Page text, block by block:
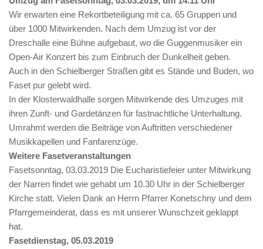
Wir erwarten eine Rekortbeteiligung mit ca. 65 Gruppen und
über 1000 Mitwirkenden. Nach dem Umzug ist vor der
Dreschalle eine Bühne aufgebaut, wo die Guggenmusiker ein
Open-Air Konzert bis zum Einbruch der Dunkelheit geben.
Auch in den Schielberger Straßen gibt es Stände und Buden, wo
Faset pur gelebt wird.
In der Klosterwaldhalle sorgen Mitwirkende des Umzuges mit
ihren Zunft- und Gardetänzen für fastnachtliche Unterhaltung.
Umrahmt werden die Beiträge von Auftritten verschiedener
Musikkapellen und Fanfarenzüge.
Weitere Fasetveranstaltungen
Fasetsonntag, 03.03.2019 Die Eucharistiefeier unter Mitwirkung
der Narren findet wie gehabt um 10.30 Uhr in der Schielberger
Kirche statt. Vielen Dank an Herrn Pfarrer Konetschny und dem
Pfarrgemeinderat, dass es mit unserer Wunschzeit geklappt
hat.
Fasetdienstag, 05.03.2019